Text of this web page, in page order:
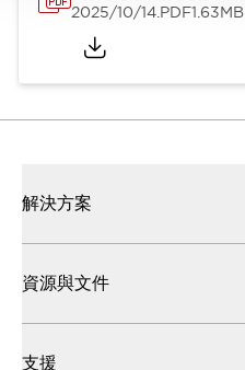
2025/10/14.PDF1.63MB
解決方案
資源與文件
支援